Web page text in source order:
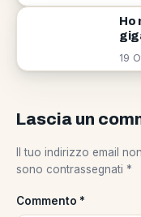
Ho
19
Lascia un
Il tuo indirizzo email
sono contrassegnati *
Commento *